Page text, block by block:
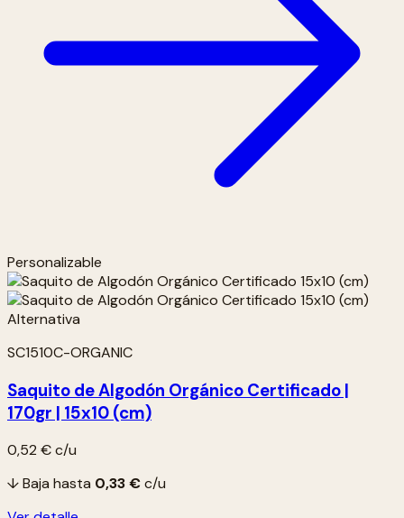
Personalizable
SC1510C-ORGANIC
Saquito de Algodón Orgánico Certificado |
170gr | 15x10 (cm)
0,52 €c/u
↓ Baja hasta 0,33 €c/u